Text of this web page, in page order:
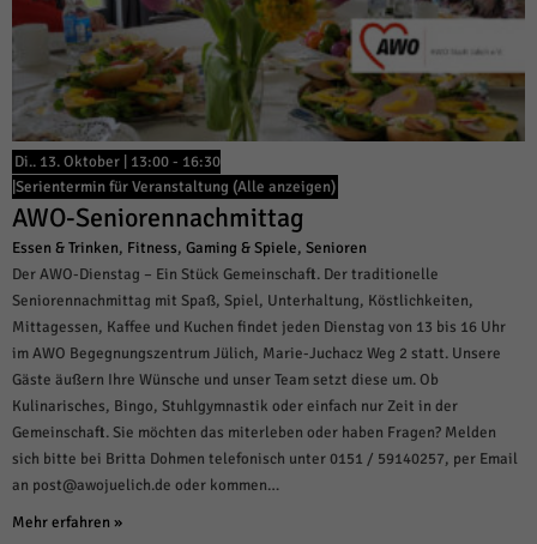
Di.. 13. Oktober | 13:00- 16:30
Serientermin für Veranstaltung (Alle anzeigen)
AWO-Seniorennachmittag
Essen & Trinken, Fitness, Gaming & Spiele, Senioren
Der AWO-Dienstag – Ein Stück Gemeinschaft. Der traditionelle
Seniorennachmittag mit Spaß, Spiel, Unterhaltung, Köstlichkeiten,
Mittagessen, Kaffee und Kuchen findet jeden Dienstag von 13 bis 16 Uhr
im AWO Begegnungszentrum Jülich, Marie-Juchacz Weg 2 statt. Unsere
Gäste äußern Ihre Wünsche und unser Team setzt diese um. Ob
Kulinarisches, Bingo, Stuhlgymnastik oder einfach nur Zeit in der
Gemeinschaft. Sie möchten das miterleben oder haben Fragen? Melden
sich bitte bei Britta Dohmen telefonisch unter 0151 / 59140257, per Email
an post@awojuelich.de oder kommen…
Mehr erfahren »